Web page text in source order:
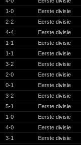
1-0
Eerste divisie
2-2
Eerste divisie
4-4
Eerste divisie
1-1
Eerste divisie
1-1
Eerste divisie
3-2
Eerste divisie
2-0
Eerste divisie
0-1
Eerste divisie
3-2
Eerste divisie
5-1
Eerste divisie
1-0
Eerste divisie
4-0
Eerste divisie
3-1
Eerste divisie